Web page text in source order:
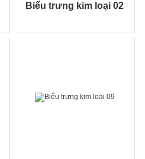
Biểu trưng kim loại 02